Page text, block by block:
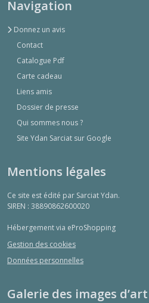
Navigation
Donnez un avis
Contact
Catalogue Pdf
Carte cadeau
Liens amis
Dossier de presse
Qui sommes nous ?
Site Ydan Sarciat sur Google
Mentions légales
Ce site est édité par Sarciat Ydan.
SIREN : 38890862600020
Hébergement via eProShopping
Gestion des cookies
Données personnelles
Galerie des images